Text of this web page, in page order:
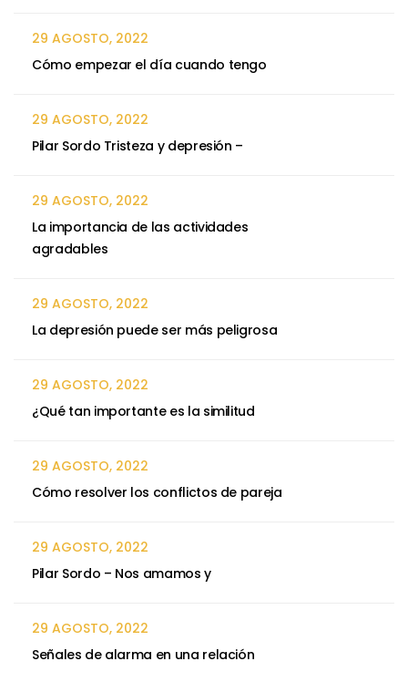
29 AGOSTO, 2022
Cómo empezar el día cuando tengo
29 AGOSTO, 2022
Pilar Sordo Tristeza y depresión –
29 AGOSTO, 2022
La importancia de las actividades
agradables
29 AGOSTO, 2022
La depresión puede ser más peligrosa
29 AGOSTO, 2022
¿Qué tan importante es la similitud
29 AGOSTO, 2022
Cómo resolver los conflictos de pareja
29 AGOSTO, 2022
Pilar Sordo – Nos amamos y
29 AGOSTO, 2022
Señales de alarma en una relación